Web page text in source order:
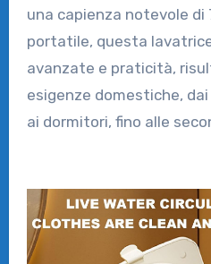
una capienza notevole di
portatile, questa
avanzate e praticità,
esigenze domestiche,
ai dormitori, fino alle